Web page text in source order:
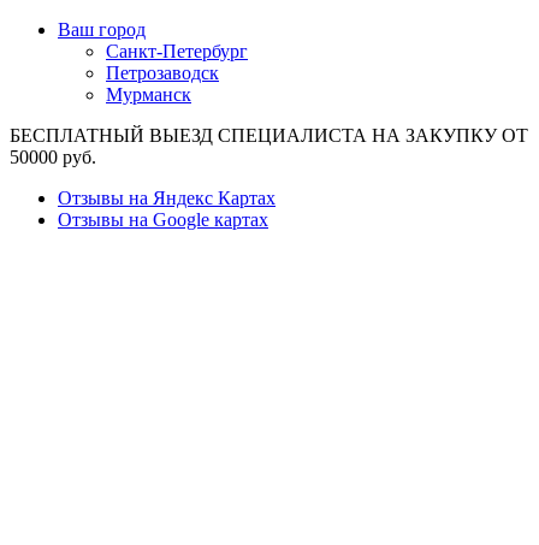
Ваш город
Санкт-Петербург
Петрозаводск
Мурманск
БЕСПЛАТНЫЙ ВЫЕЗД СПЕЦИАЛИСТА НА ЗАКУПКУ ОТ
50000 руб.
Отзывы на Яндекс Картах
Отзывы на Google картах